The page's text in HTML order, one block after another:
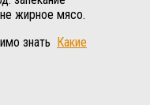
жирное мясо.
знать
Какие